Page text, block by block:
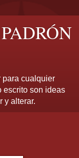
para cualquier
escrito son ideas
y alterar.